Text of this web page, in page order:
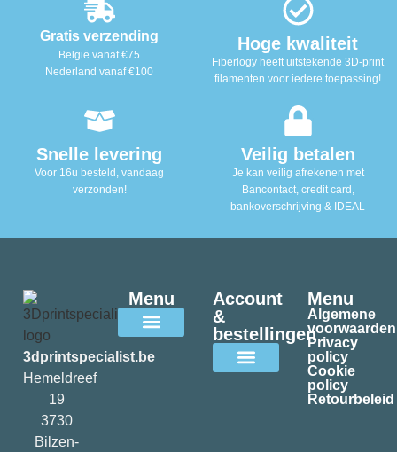
Gratis verzending
België vanaf €75
Nederland vanaf €100
Hoge kwaliteit
Fiberlogy heeft uitstekende 3D-print
filamenten voor iedere toepassing!
Snelle levering
Voor 16u besteld, vandaag
verzonden!
Veilig betalen
Je kan veilig afrekenen met
Bancontact, credit card,
bankoverschrijving & IDEAL
3dprintspecialist.be
Hemeldreef
19
3730
Bilzen-
Menu
Account
&
bestellingen
Menu
Algemene
voorwaarden
Privacy
policy
Cookie
policy
Retourbeleid